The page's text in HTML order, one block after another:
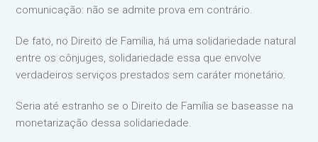
comunicação: não se admite prova em contrário.
De fato, no Direito de Família, há uma solidariedade natural
entre os cônjuges, solidariedade essa que envolve
verdadeiros serviços prestados sem caráter monetário.
Seria até estranho se o Direito de Família se baseasse na
monetarização dessa solidariedade.